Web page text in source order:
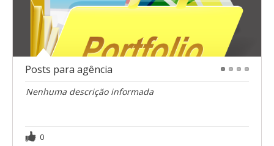
Posts para agência
Nenhuma descrição informada
0